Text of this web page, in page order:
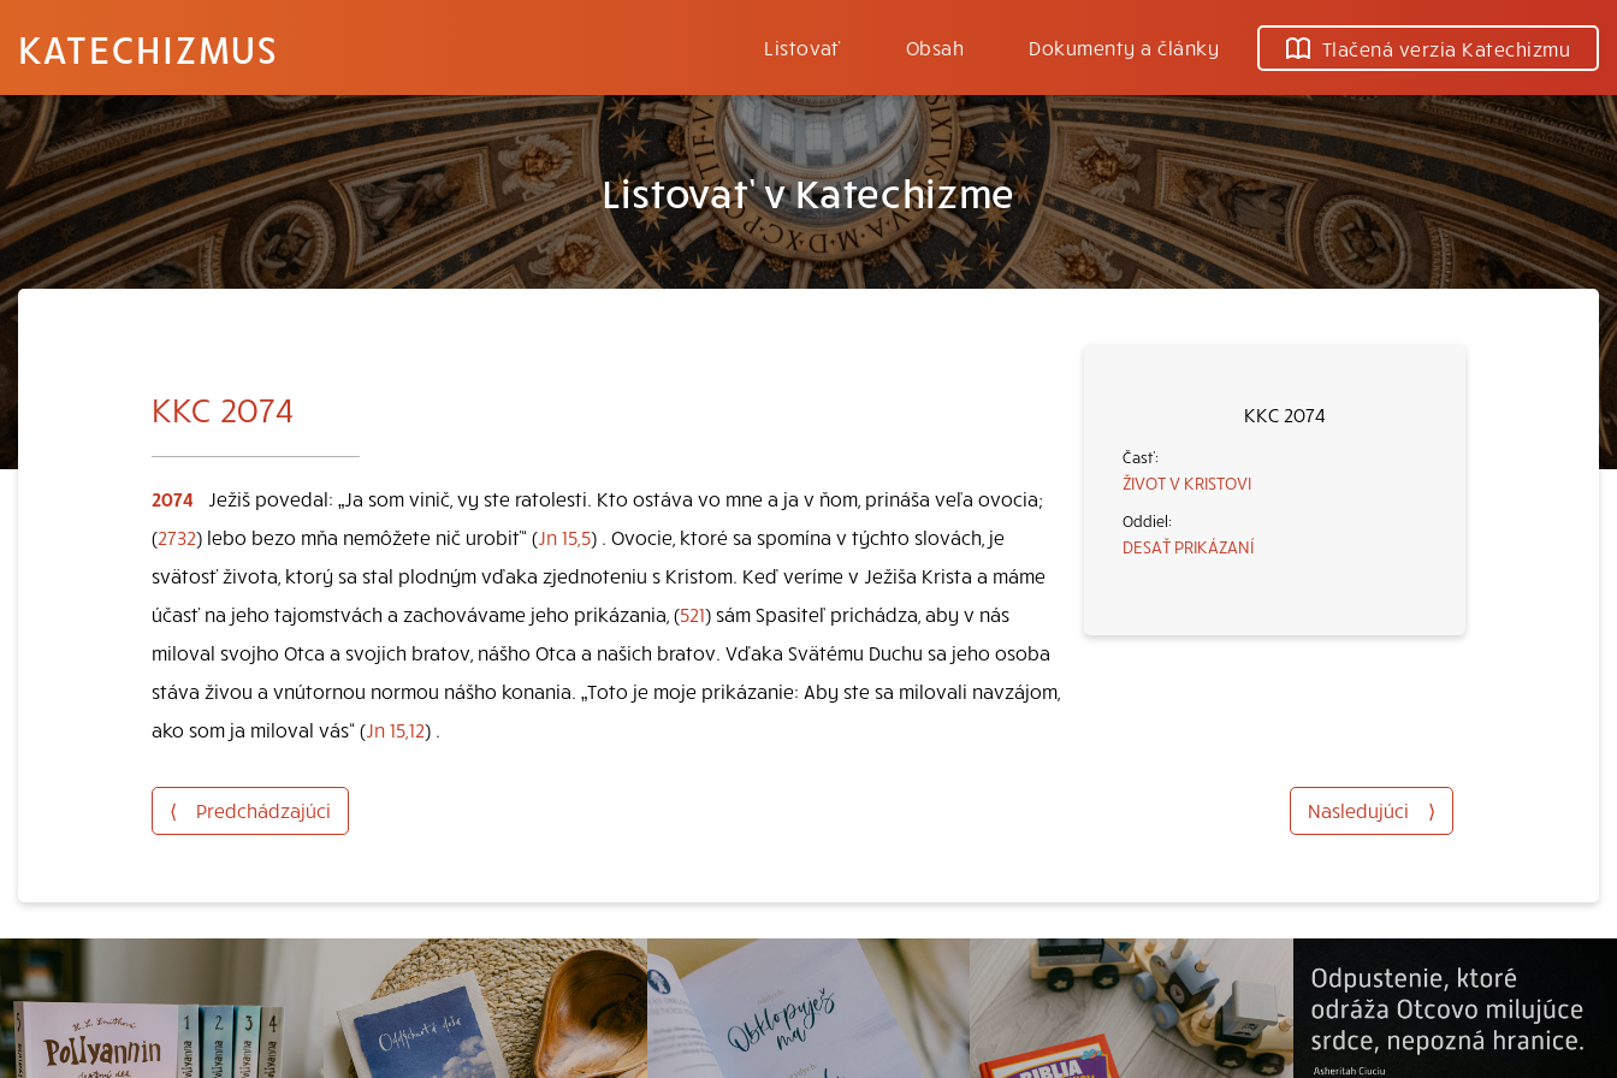
KATECHIZMUS Listovať Obsah Dokumenty a články Tlačená verzia Katechizmu
Listovať v Katechizme
KKC 2074
ŽIVOT V KRISTOVI
DESAŤ PRIKÁZANÍ
KKC 2074
2074
Ježiš povedal: „Ja som vinič, vy ste ratolesti. Kto ostáva vo mne a ja v ňom, prináša veľa ovocia;
(2732) lebo bezo mňa nemôžete nič urobiť“ (Jn 15,5) . Ovocie, ktoré sa spomína v týchto slovách, je
svätosť života, ktorý sa stal plodným vďaka zjednoteniu s Kristom. Keď veríme v Ježiša Krista a máme
účasť na jeho tajomstvách a zachovávame jeho prikázania, (521) sám Spasiteľ prichádza, aby v nás
miloval svojho Otca a svojich bratov, nášho Otca a našich bratov. Vďaka Svätému Duchu sa jeho osoba
stáva živou a vnútornou normou nášho konania. „Toto je moje prikázanie: Aby ste sa milovali navzájom,
ako som ja miloval vás“ (Jn 15,12) .
⟨ Predchádzajúci Nasledujúci ⟩